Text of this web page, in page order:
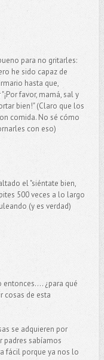
para no gritarles:
he sido capaz de
hasta que,
favor, mamá, sal y
bien!" (Claro que los
comida. No sé cómo
con eso)
el "siéntate bien,
500 veces a lo largo
(y es verdad)
entonces.... ¿para qué
cosas de esta
se adquieren por
padres sabíamos
fácil porque ya nos lo